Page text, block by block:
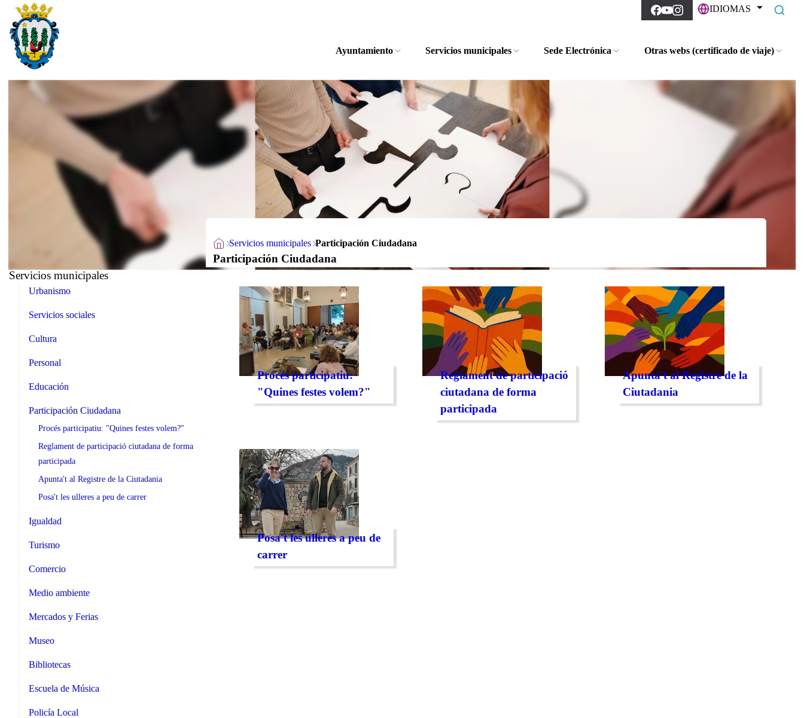
IDIOMAS
Ayuntamiento Servicios municipales Sede Electrónica Otras webs (certificado de viaje)
Servicios municipales Participación Ciudadana
Participación Ciudadana
Servicios municipales
Urbanismo
Servicios sociales
Cultura
Personal
Educación
Participación Ciudadana
Procés participatiu: "Quines festes volem?"
Reglament de participació ciutadana de forma
participada
Apunta't al Registre de la Ciutadania
Posa't les ulleres a peu de carrer
Igualdad
Turismo
Comercio
Medio ambiente
Mercados y Ferias
Museo
Bibliotecas
Escuela de Música
Policía Local
Procés participatiu:
"Quines festes volem?"
Reglament de participació
ciutadana de forma
participada
Apunta't al Registre de la
Ciutadania
Posa't les ulleres a peu de
carrer